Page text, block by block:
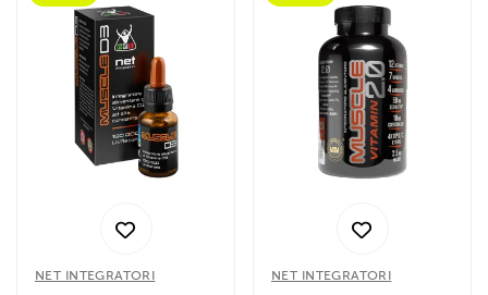
NET INTEGRATORI NET INTEGRATORI